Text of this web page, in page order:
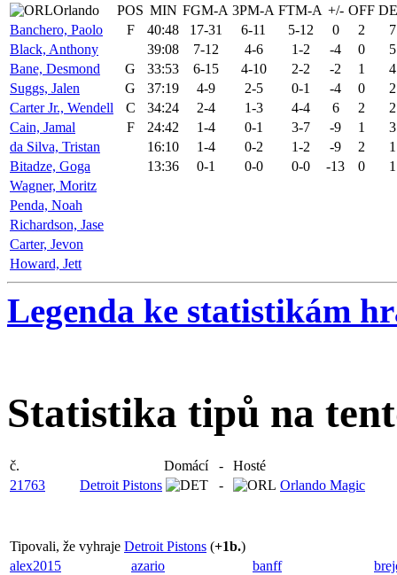
Orlando POS MIN FGM-A 3PM-A FTM-A +/- OFF
Banchero, Paolo
F 40:48 17-31 6-11 5-12 0 2
7
Black, Anthony
39:08 7-12 4-6 1-2 -4 0
5
Bane, Desmond
G 33:53 6-15 4-10 2-2 -2 1
4
Suggs, Jalen
G 37:19 4-9 2-5 0-1 -4 0
2
Carter Jr., Wendell
C 34:24 2-4 1-3 4-4 6 2
2
Cain, Jamal
F 24:42 1-4 0-1 3-7 -9 1
3
da Silva, Tristan
16:10 1-4 0-2 1-2 -9 2
1
Bitadze, Goga
13:36 0-1 0-0 0-0 -13 0
1
Wagner, Moritz
Penda, Noah
Richardson, Jase
Carter, Jevon
Howard, Jett
Legenda ke statistikám
Statistika tipů na
č. Domácí -
Hosté
21763
Detroit Pistons - Orlando Magic
Tipovali, že vyhraje Detroit Pistons (+1b.)
alex2015
azario banff